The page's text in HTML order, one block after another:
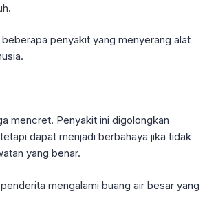
penyakit yang menyerang alat
mencret. Penyakit ini digolongkan
dapat menjadi berbahaya jika tidak
yang benar.
mengalami buang air besar yang